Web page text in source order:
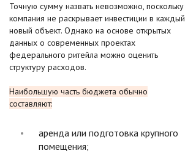
Точную сумму назвать невозможно, поскольку
компания не раскрывает инвестиции в каждый
новый объект. Однако на основе открытых
данных о современных проектах
федерального ритейла можно оценить
структуру расходов.
Наибольшую часть бюджета обычно
составляют:
аренда или подготовка крупного
помещения;